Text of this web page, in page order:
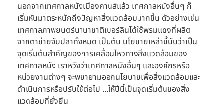
นอกจากเทศกาลหนังเมืองคานส์แล้ว เทศกาลหนังอื่นๆ ก็
เริ่มหันมาตระหนักถึงปัญหาสิ่งแวดล้อมมากขึ้น ตัวอย่างเช่น
เทศกาลภาพยนตร์นานาชาติเบอร์ลินได้ใช้พรมแดงที่ผลิต
จากตาข่ายจับปลาทั้งหมด เป็นต้น นโยบายเหล่านี้นับว่าเป็น
จุดเริ่มต้นสำคัญของการเคลื่อนไหวทางสิ่งแวดล้อมของ
เทศกาลหนัง เราหวังว่าเทศกาลหนังอื่นๆ และองค์กรหรือ
หน่วยงานต่างๆ จะพยายามออกนโยบายเพื่อสิ่งแวดล้อมและ
ดำเนินการหรือปรับใช้ต่อไป ...ให้ปีนี้เป็นจุดเริ่มต้นของสิ่ง
แวดล้อมที่ยั่งยืน